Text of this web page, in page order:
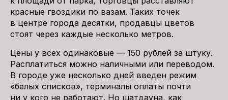
красные гвоздики по вазам. Таких точек
в центре города десятки, продавцы цветов
стоят через каждые несколько метров.
Цены у всех одинаковые — 150 рублей за штуку.
Расплатиться можно наличными или переводом.
В городе уже несколько дней введен режим
«белых списков», терминалы оплаты почти
ни у кого не работают. Но шатдауна, как